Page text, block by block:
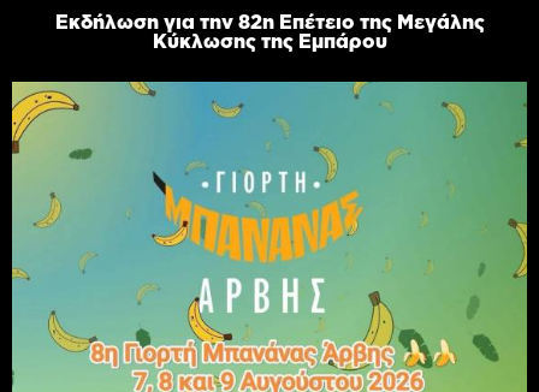
Εκδήλωση για την 82η Επέτειο της Μεγάλης
Κύκλωσης της Εμπάρου